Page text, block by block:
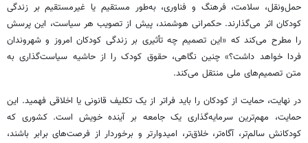
حمل‌ونقل، سلامت، فرهنگ و فناوری، به‌طور مستقیم یا غیرمستقیم بر زندگی
کودکان اثر می‌گذارند. حکمرانی هوشمند، پیش از تصویب هر سیاست، این پرسش
را مطرح می‌کند که «این تصمیم چه تأثیری بر زندگی کودکان امروز و شهروندان
فردا خواهد داشت؟» چنین نگاهی، حقوق کودک را از حاشیه سیاست‌گذاری به
متن تصمیم‌های ملی منتقل می‌کند.
در نهایت، حمایت از کودکان را باید فراتر از یک تکلیف قانونی یا اخلاقی فهمید. این
حمایت، مهم‌ترین سرمایه‌گذاری یک جامعه بر آینده خویش است. کشوری که
کودکانش سالم‌تر، آگاه‌تر، خلاق‌تر، امیدوارتر و برخوردار از فرصت‌های برابر باشند،